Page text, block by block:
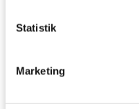
Statistik
Marketing
Jeg har lige et frækt
familien), og jeg synes
pitabrød? Altså jeg har